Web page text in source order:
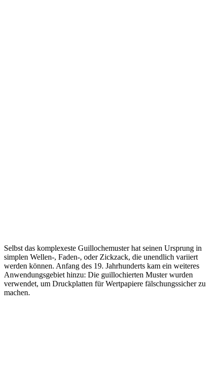
Selbst das komplexeste Guillochemuster hat seinen Ursprung in
simplen Wellen-, Faden-, oder Zickzack, die unendlich variiert
werden können. Anfang des 19. Jahrhunderts kam ein weiteres
Anwendungsgebiet hinzu: Die guillochierten Muster wurden
verwendet, um Druckplatten für Wertpapiere fälschungssicher zu
machen.